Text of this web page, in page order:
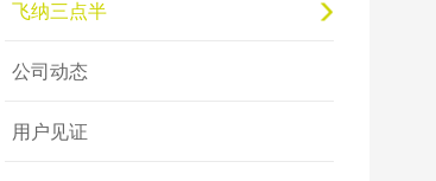
飞纳三点半
公司动态
用户见证